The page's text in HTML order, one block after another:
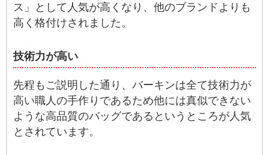
ス」として人気が高くなり、他のブランドよりも
高く格付けされました。
技術力が高い
先程もご説明した通り、バーキンは全て技術力が
高い職人の手作りであるため他には真似できない
ような高品質のバッグであるというところが人気
とされています。